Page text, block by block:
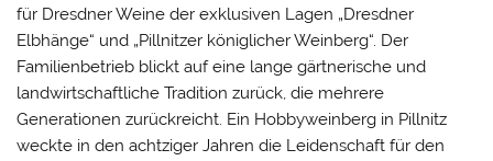
für Dresdner Weine der exklusiven Lagen „Dresdner
Elbhänge“ und „Pillnitzer königlicher Weinberg“. Der
Familienbetrieb blickt auf eine lange gärtnerische und
landwirtschaftliche Tradition zurück, die mehrere
Generationen zurückreicht. Ein Hobbyweinberg in Pillnitz
weckte in den achtziger Jahren die Leidenschaft für den